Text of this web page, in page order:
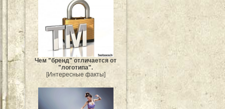
Чем "бренд" отличается от
"логотипа".
[Интересные факты]